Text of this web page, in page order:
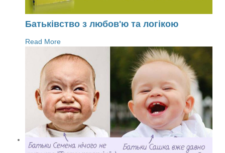
Батьківство з любов'ю та логікою
Read More